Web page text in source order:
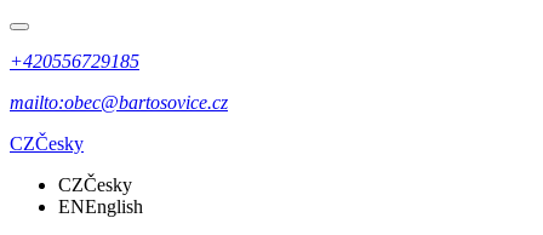
+420556729185
mailto:obec@bartosovice.cz
CZČesky
CZČesky
ENEnglish